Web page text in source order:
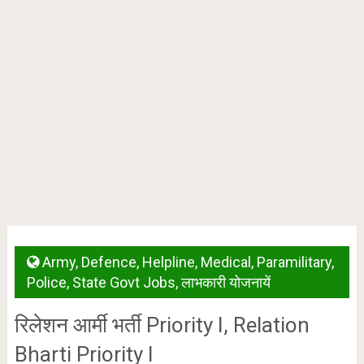
Army, Defence, Helpline, Medical , Paramilitary,
Police, State Govt Jobs,लाभकारी योजनायें
रिलेशन आर्मी भर्ती Priority I, Relation
Bharti Priority I